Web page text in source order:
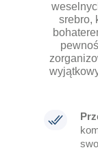
srebro,